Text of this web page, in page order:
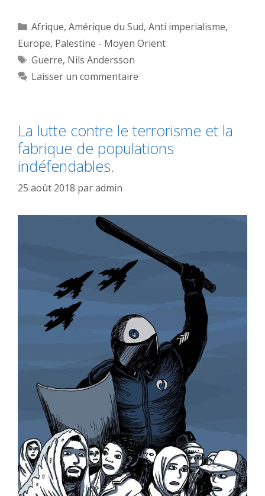
Catégories
Afrique, Amérique du Sud, Anti imperialisme,
Europe, Palestine - Moyen Orient
Étiquettes
Guerre, Nils Andersson
Laisser un commentaire
La lutte contre le terrorisme et la
fabrique de populations
indéfendables.
25 août 2018 paradmin